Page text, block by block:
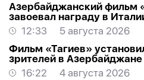
Азербайджанский фильм
завоевал награду в
12:33
5 августа 2026
Фильм «Тагиев»
зрителей в Азербайджане
16:22
4 августа 2026